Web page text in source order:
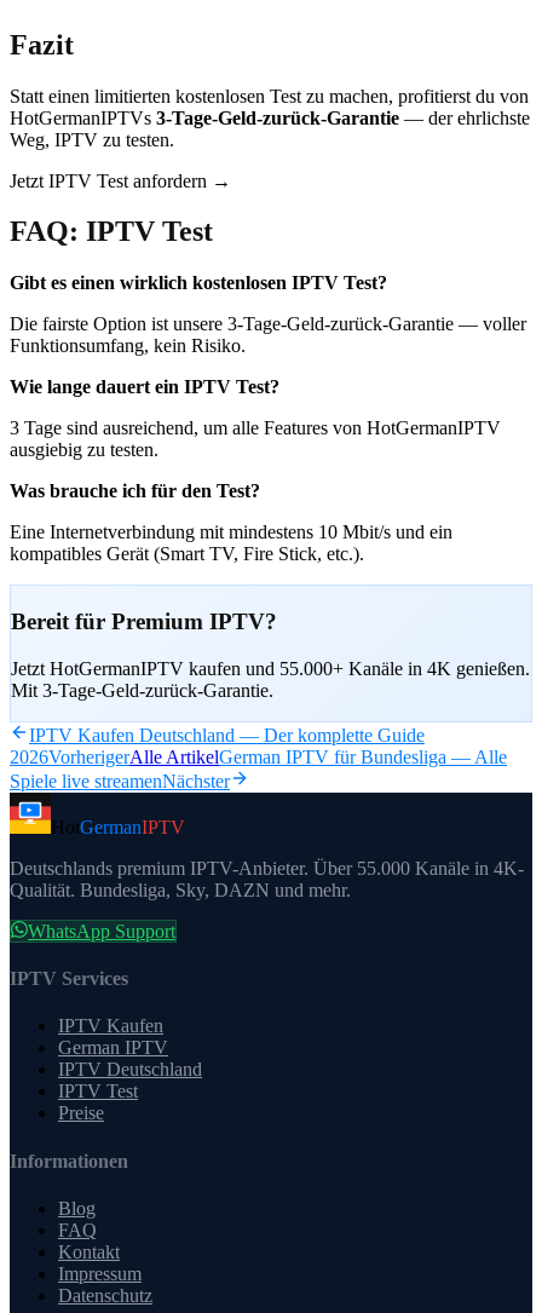
Fazit
Statt einen limitierten kostenlosen Test zu machen, profitierst du von
HotGermanIPTVs 3-Tage-Geld-zurück-Garantie — der ehrlichste
Weg, IPTV zu testen.
Jetzt IPTV Test anfordern →
FAQ: IPTV Test
Gibt es einen wirklich kostenlosen IPTV Test?
Die fairste Option ist unsere 3-Tage-Geld-zurück-Garantie — voller
Funktionsumfang, kein Risiko.
Wie lange dauert ein IPTV Test?
3 Tage sind ausreichend, um alle Features von HotGermanIPTV
ausgiebig zu testen.
Was brauche ich für den Test?
Eine Internetverbindung mit mindestens 10 Mbit/s und ein
kompatibles Gerät (Smart TV, Fire Stick, etc.).
Bereit für Premium IPTV?
Jetzt HotGermanIPTV kaufen und 55.000+ Kanäle in 4K genießen.
Mit 3-Tage-Geld-zurück-Garantie.
IPTV Kaufen Deutschland — Der komplette Guide
2026VorherigerAlle ArtikelGerman IPTV für Bundesliga — Alle
Spiele live streamenNächster
HotGermanIPTV
Deutschlands premium IPTV-Anbieter. Über 55.000 Kanäle in 4K-
Qualität. Bundesliga, Sky, DAZN und mehr.
WhatsApp Support
IPTV Services
IPTV Kaufen
German IPTV
IPTV Deutschland
IPTV Test
Preise
Informationen
Blog
FAQ
Kontakt
Impressum
Datenschutz